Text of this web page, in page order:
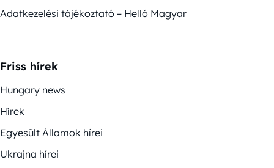
Adatkezelési tájékoztató – Helló Magyar
Friss hírek
Hungary news
Hírek
Egyesült Államok hírei
Ukrajna hírei